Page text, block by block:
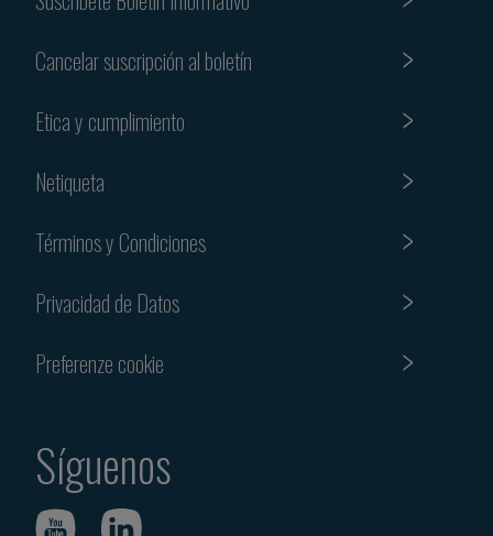
Cancelar suscripción al boletín
Etica y cumplimiento
Netiqueta
Términos y Condiciones
Privacidad de Datos
Preferenze cookie
Síguenos